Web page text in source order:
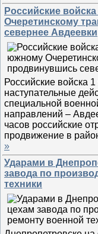
Российские
Очеретинскому
севернее Авдеевки
Российские войска
наступательные
специальной
направлений –
часов российские
продвижение в
»
Ударами в
завода по
техники